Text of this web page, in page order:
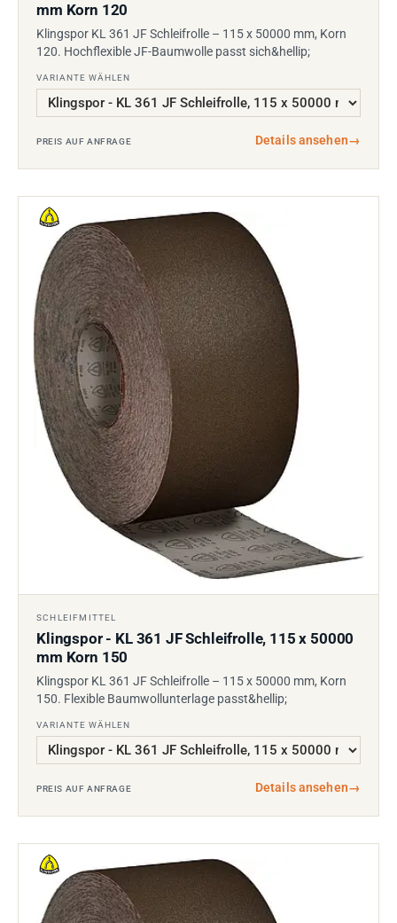
mm Korn 120
Klingspor KL 361 JF Schleifrolle – 115 x 50000 mm, Korn
120. Hochflexible JF-Baumwolle passt sich&hellip;
VARIANTE WÄHLEN
PREIS AUF ANFRAGE Details ansehen→
SCHLEIFMITTEL
Klingspor - KL 361 JF Schleifrolle, 115 x 50000
mm Korn 150
Klingspor KL 361 JF Schleifrolle – 115 x 50000 mm, Korn
150. Flexible Baumwollunterlage passt&hellip;
VARIANTE WÄHLEN
PREIS AUF ANFRAGE Details ansehen→